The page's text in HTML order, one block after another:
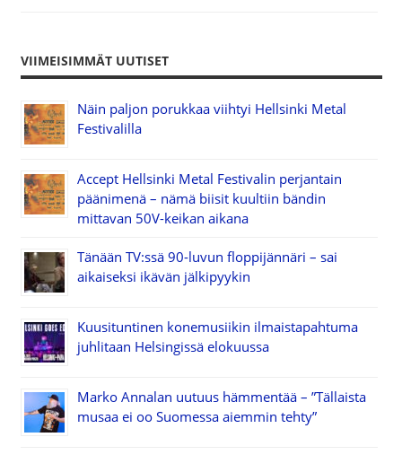
VIIMEISIMMÄT UUTISET
Näin paljon porukkaa viihtyi Hellsinki Metal
Festivalilla
Accept Hellsinki Metal Festivalin perjantain
päänimenä – nämä biisit kuultiin bändin
mittavan 50V-keikan aikana
Tänään TV:ssä 90-luvun floppijännäri – sai
aikaiseksi ikävän jälkipyykin
Kuusituntinen konemusiikin ilmaistapahtuma
juhlitaan Helsingissä elokuussa
Marko Annalan uutuus hämmentää – ”Tällaista
musaa ei oo Suomessa aiemmin tehty”